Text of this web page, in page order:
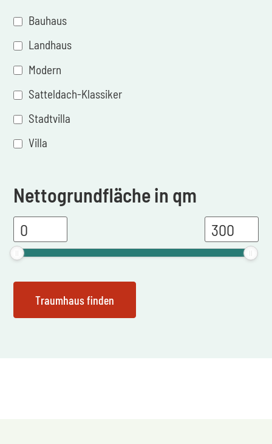
Bauhaus
Landhaus
Modern
Satteldach-Klassiker
Stadtvilla
Villa
Nettogrundfläche in qm